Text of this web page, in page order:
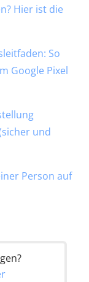
Hier ist die
So
Google Pixel
und
Person auf